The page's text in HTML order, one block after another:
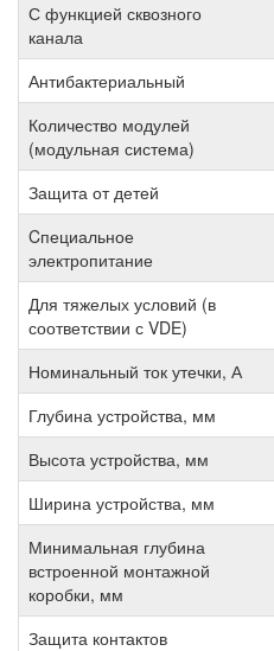
С функцией сквозного
канала
Антибактериальный
Количество модулей
(модульная система)
Защита от детей
Cпециальное
электропитание
Для тяжелых условий (в
соответствии с VDE)
Номинальный ток утечки, А
Глубина устройства, мм
Высота устройства, мм
Ширина устройства, мм
Минимальная глубина
встроенной монтажной
коробки, мм
Защита контактов